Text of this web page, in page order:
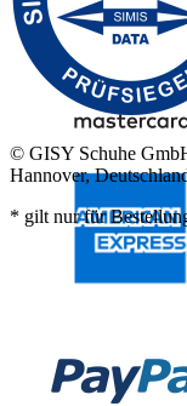
© GISY Schuhe
Hannover,
* gilt nur für